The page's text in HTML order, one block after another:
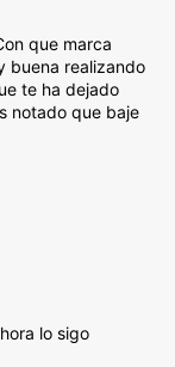
que marca
buena realizando
te ha dejado
notado que baje
lo sigo